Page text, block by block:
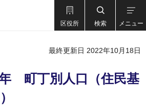
区役所 検索 メニュー
最終更新日 2022年10月18日
町丁別人口（住民基